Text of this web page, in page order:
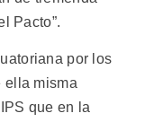
Pacto”.
por los
ella misma
que en la